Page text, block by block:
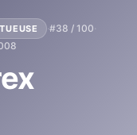
·#38 / 100·